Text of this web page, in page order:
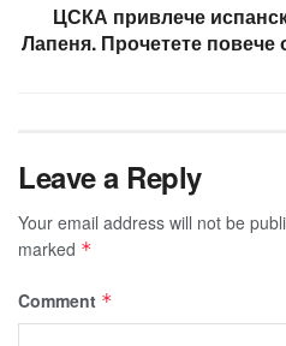
ЦСКА привлече
Лапеня. Прочетете повече
Leave a Reply
Your email address will not be
marked *
Comment *